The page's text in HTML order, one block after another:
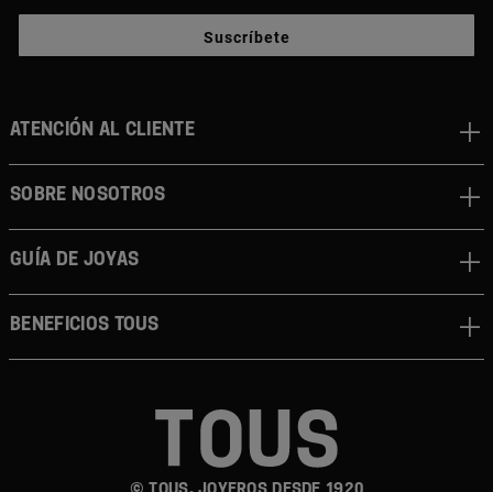
Suscríbete
ATENCIÓN AL CLIENTE
SOBRE NOSOTROS
GUÍA DE JOYAS
BENEFICIOS TOUS